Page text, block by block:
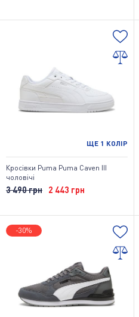
ЩЕ 1 КОЛІР
Кросівки Puma Puma Caven III
чоловічі
3 490 грн 2 443 грн
-30%